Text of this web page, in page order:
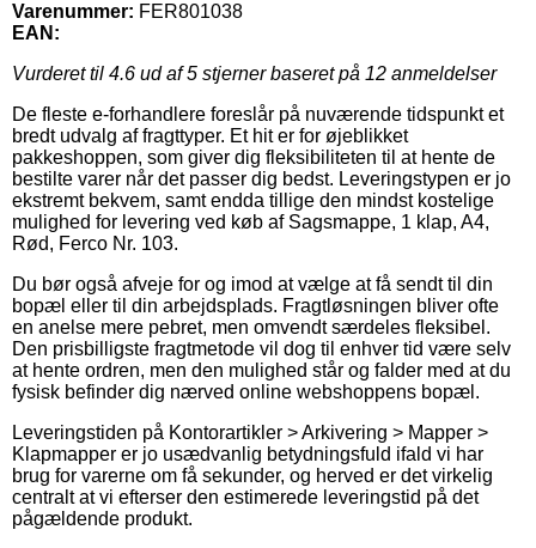
Varenummer: FER801038
EAN:
Vurderet til 4.6 ud af 5 stjerner baseret på 12 anmeldelser
De fleste e-forhandlere foreslår på nuværende tidspunkt et
bredt udvalg af fragttyper. Et hit er for øjeblikket
pakkeshoppen, som giver dig fleksibiliteten til at hente de
bestilte varer når det passer dig bedst. Leveringstypen er jo
ekstremt bekvem, samt endda tillige den mindst kostelige
mulighed for levering ved køb af Sagsmappe, 1 klap, A4,
Rød, Ferco Nr. 103.
Du bør også afveje for og imod at vælge at få sendt til din
bopæl eller til din arbejdsplads. Fragtløsningen bliver ofte
en anelse mere pebret, men omvendt særdeles fleksibel.
Den prisbilligste fragtmetode vil dog til enhver tid være selv
at hente ordren, men den mulighed står og falder med at du
fysisk befinder dig nærved online webshoppens bopæl.
Leveringstiden på Kontorartikler > Arkivering > Mapper >
Klapmapper er jo usædvanlig betydningsfuld ifald vi har
brug for varerne om få sekunder, og herved er det virkelig
centralt at vi efterser den estimerede leveringstid på det
pågældende produkt.